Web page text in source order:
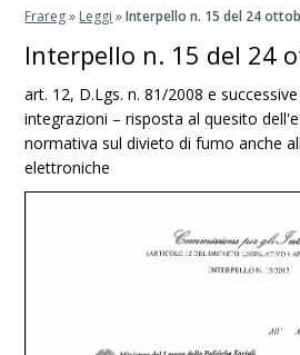
Frareg» Leggi »Interpello n. 15 del 24
Interpello n. 15 del 24
art. 12, D.Lgs. n. 81/2008 e
integrazioni – risposta al quesito
normativa sul divieto di fumo anche
elettroniche